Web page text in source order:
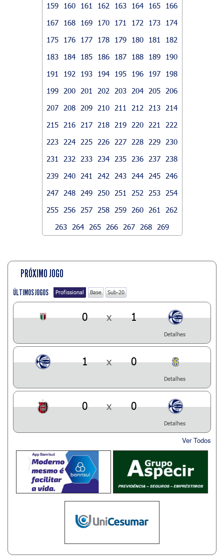
159
160 161 162 163 164 165
166
167
168 169 170 171 172 173
174
175
176 177 178 179 180 181
182
183
184 185 186 187 188 189
190
191
192 193 194 195 196 197
198
199
200 201 202 203 204 205
206
207
208 209 210 211 212 213
214
215
216 217 218 219 220 221
222
223
224 225 226 227 228 229
230
231
232 233 234 235 236 237
238
239
240 241 242 243 244 245
246
247
248 249 250 251 252 253
254
255
256 257 258 259 260 261
262
263
264 265 266 267 268 269
PRÓXIMO JOGO
ÚLTIMOS JOGOS Profissional Base Sub-20
0 x 1
Detalhes
1 x 0
Detalhes
0 x 0
Detalhes
Ver Todos